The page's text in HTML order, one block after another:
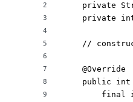
2
3
4
5
6
7
8
9
private
private
//
    @Override
public int
final